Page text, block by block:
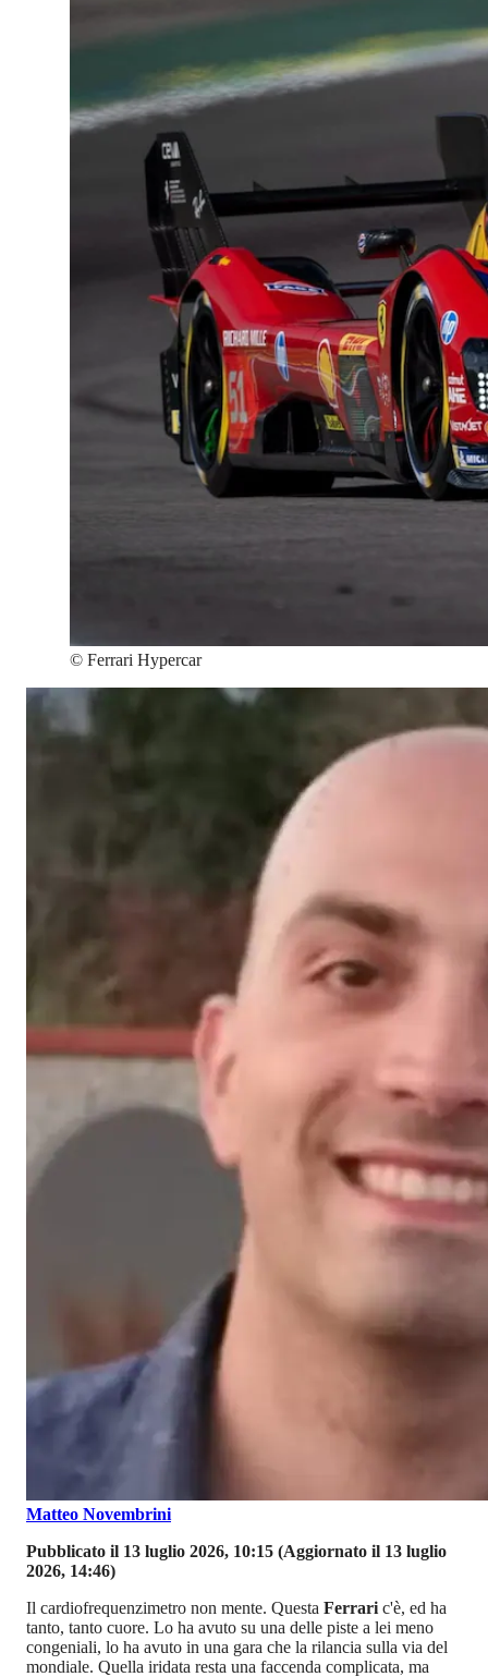
© Ferrari Hypercar
Matteo Novembrini
Pubblicato il 13 luglio 2026, 10:15 (Aggiornato il 13 luglio
2026, 14:46)
Il cardiofrequenzimetro non mente. Questa Ferrari c'è, ed ha
tanto, tanto cuore. Lo ha avuto su una delle piste a lei meno
congeniali, lo ha avuto in una gara che la rilancia sulla via del
mondiale. Quella iridata resta una faccenda complicata, ma